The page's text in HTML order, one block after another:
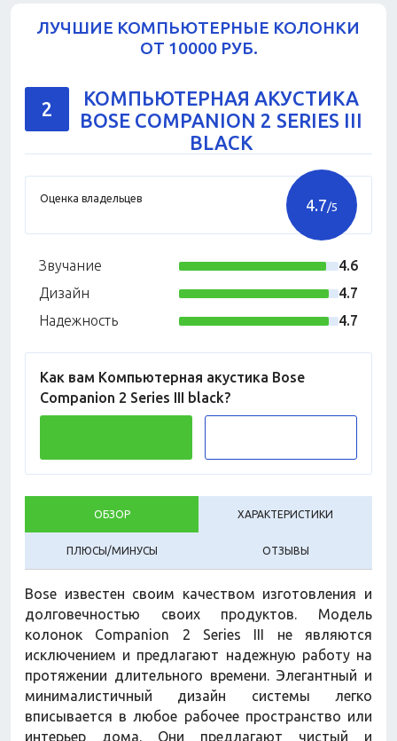
ЛУЧШИЕ КОМПЬЮТЕРНЫЕ КОЛОНКИ
ОТ 10000 РУБ.
2
КОМПЬЮТЕРНАЯ АКУСТИКА
BOSE COMPANION 2 SERIES III
BLACK
Оценка владельцев 4.7/5
Звучание
4.6
Дизайн
4.7
Надежность
4.7
Как вам Компьютерная акустика Bose
Companion 2 Series III black?
ОБЗОР ХАРАКТЕРИСТИКИ
ПЛЮСЫ/МИНУСЫ ОТЗЫВЫ
Bose известен своим качеством изготовления и
долговечностью своих продуктов. Модель
колонок Companion 2 Series III не являются
исключением и предлагают надежную работу на
протяжении длительного времени. Элегантный и
минималистичный дизайн системы легко
вписывается в любое рабочее пространство или
интерьер дома. Они предлагают чистый и